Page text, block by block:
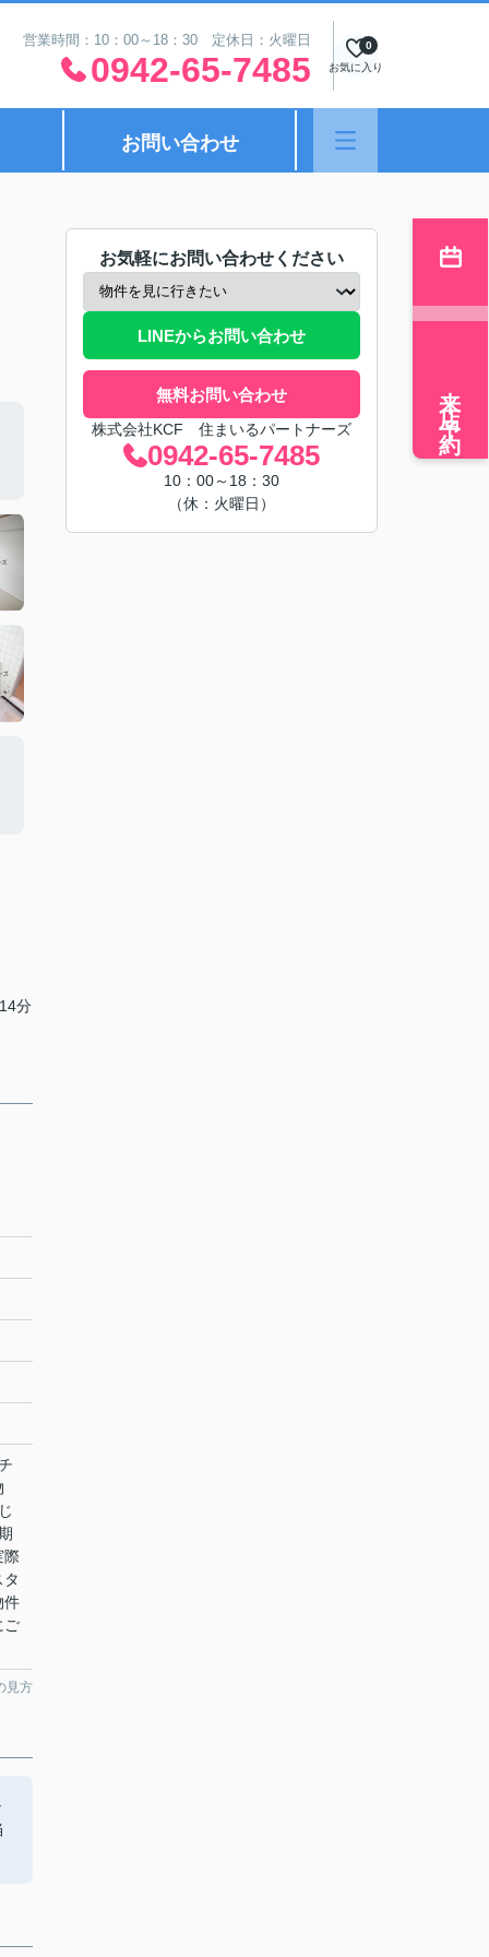
営業時間：10：00～18：30 定休日：火曜日
0942-65-7485 お気に入り
0
お問い合わせ
分
際
件
ご
見方
お気軽にお問い合わせください
LINEからお問い合わせ
無料お問い合わせ
株式会社KCF 住まいるパートナーズ
0942-65-7485
10：00～18：30
（休：火曜日）
来店予約